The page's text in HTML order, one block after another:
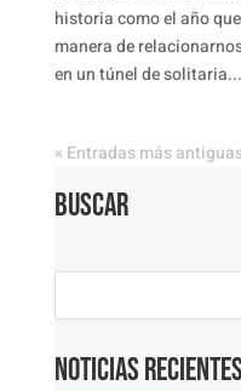
historia como el año
manera de
en un túnel de solitaria...
« Entradas más
Buscar
Noticias Recientes